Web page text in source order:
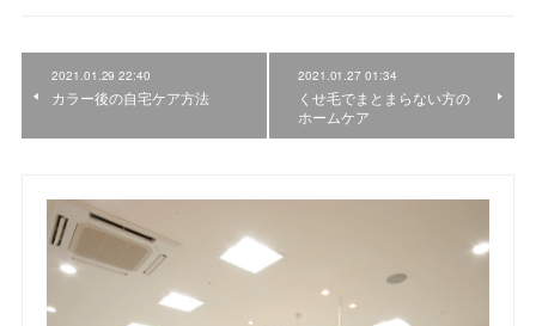
2021.01.29 22:40
カラー後の自宅ケア方法
2021.01.27 01:34
くせ毛でまとまらない方の
ホームケア